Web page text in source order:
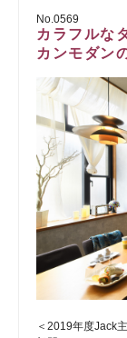
No.0569
カラフルな
カンモダン
＜2019年度Jack